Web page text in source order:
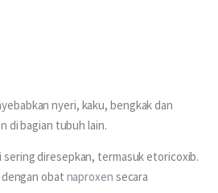
nyeri, kaku, bengkak dan
di bagian tubuh lain.
diresepkan, termasuk etoricoxib.
obat naproxen secara